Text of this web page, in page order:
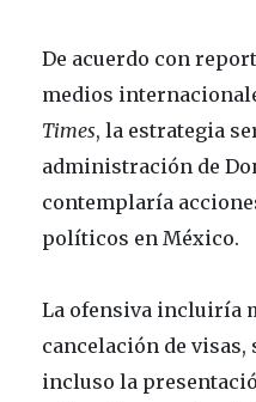
De acuerdo con
medios
Times, la estrategia
administración de
contemplaría
políticos en México.
La ofensiva incluiría
cancelación de
incluso la